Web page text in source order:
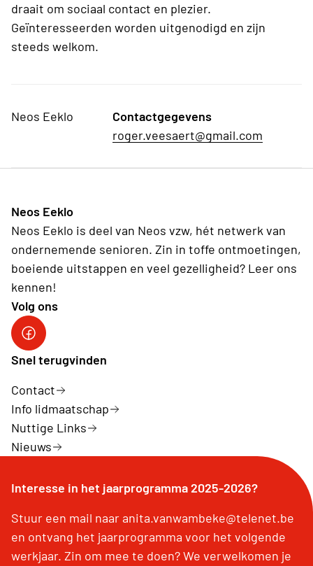
draait om sociaal contact en plezier.
Geïnteresseerden worden uitgenodigd en zijn
steeds welkom.
Neos Eeklo
Contactgegevens
roger.veesaert@gmail.com
Neos Eeklo
Neos Eeklo is deel van Neos vzw, hét netwerk van
ondernemende senioren. Zin in toffe ontmoetingen,
boeiende uitstappen en veel gezelligheid? Leer ons
kennen!
Volg ons
Snel terugvinden
Contact
Info lidmaatschap
Nuttige Links
Nieuws
Interesse in het jaarprogramma 2025-2026?
Stuur een mail naar anita.vanwambeke@telenet.be
en ontvang het jaarprogramma voor het volgende
werkjaar. Zin om mee te doen? We verwelkomen je